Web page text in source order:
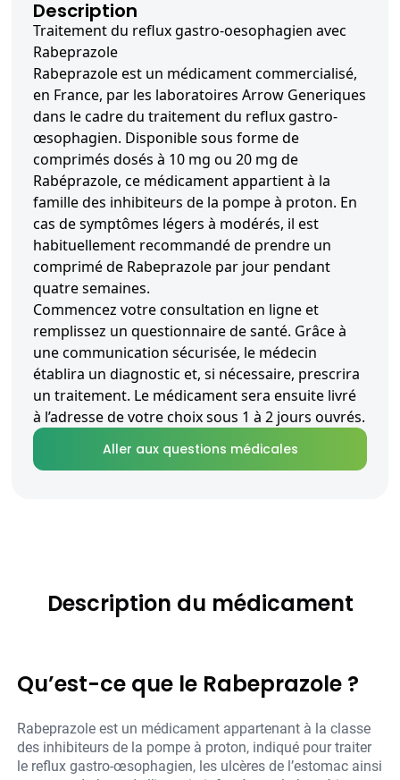
Description
Traitement du reflux gastro-oesophagien avec
Rabeprazole
Rabeprazole est un médicament commercialisé,
en France, par les laboratoires Arrow Generiques
dans le cadre du traitement du reflux gastro-
œsophagien. Disponible sous forme de
comprimés dosés à 10 mg ou 20 mg de
Rabéprazole, ce médicament appartient à la
famille des inhibiteurs de la pompe à proton. En
cas de symptômes légers à modérés, il est
habituellement recommandé de prendre un
comprimé de Rabeprazole par jour pendant
quatre semaines.
Commencez votre consultation en ligne et
remplissez un questionnaire de santé. Grâce à
une communication sécurisée, le médecin
établira un diagnostic et, si nécessaire, prescrira
un traitement. Le médicament sera ensuite livré
à l’adresse de votre choix sous 1 à 2 jours ouvrés.
Aller aux questions médicales
Description du médicament
Qu’est-ce que le Rabeprazole ?
Rabeprazole est un médicament appartenant à la classe
des inhibiteurs de la pompe à proton, indiqué pour traiter
le reflux gastro-œsophagien, les ulcères de l’estomac ainsi